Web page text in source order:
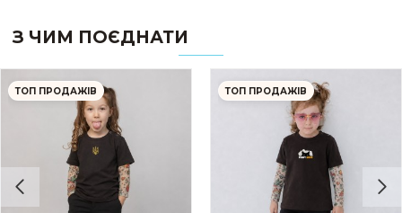
З ЧИМ ПОЄДНАТИ
ТОП ПРОДАЖІВ ТОП ПРОДАЖІВ